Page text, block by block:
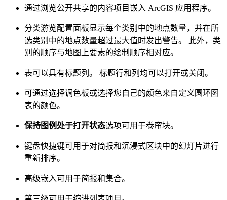
通过浏览公开共享的内容项目嵌入 ArcGIS 应用程序。
分类游览配置面板显示每个类别中的地点数量，并在所
选类别中的地点数量超过最大值时发出警告。 此外，类
别的顺序与地图上要素的绘制顺序相对应。
表可以具有标题列。 标题行和列均可以打开或关闭。
可通过选择调色板或选择您自己的颜色来自定义圆环图
表的颜色。
保持图例处于打开状态选项可用于卷帘块。
键盘快捷键可用于对简报和沉浸式区块中的幻灯片进行
重新排序。
高级嵌入可用于简报和集合。